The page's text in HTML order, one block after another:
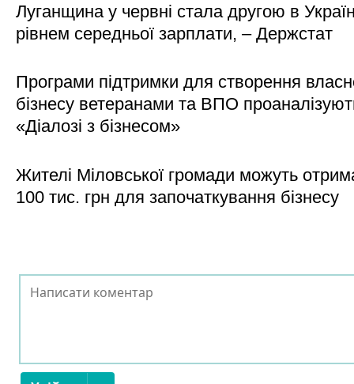
Луганщина у червні стала другою в
рівнем середньої зарплати, – Держстат
Програми підтримки для створення
бізнесу ветеранами та ВПО
«Діалозі з бізнесом»
Жителі Міловської громади можуть
100 тис. грн для започаткування бізнесу